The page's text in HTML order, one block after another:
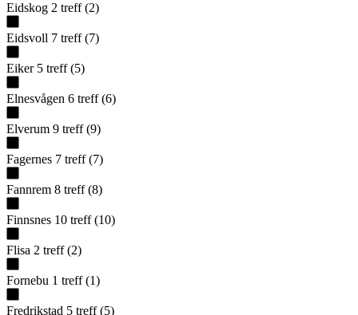
Eidskog 2 treff (2)
Eidsvoll 7 treff (7)
Eiker 5 treff (5)
Elnesvågen 6 treff (6)
Elverum 9 treff (9)
Fagernes 7 treff (7)
Fannrem 8 treff (8)
Finnsnes 10 treff (10)
Flisa 2 treff (2)
Fornebu 1 treff (1)
Fredrikstad 5 treff (5)